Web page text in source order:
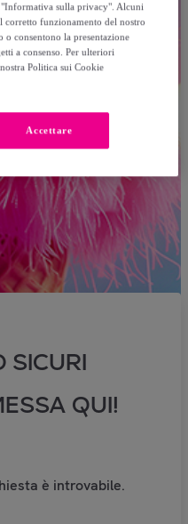
SICURI
QUI!
è introvabile.
sulla privacy". Alcuni
corretto funzionamento del nostro
consentono la presentazione
a consenso. Per ulteriori
Politica sui Cookie
Accettare